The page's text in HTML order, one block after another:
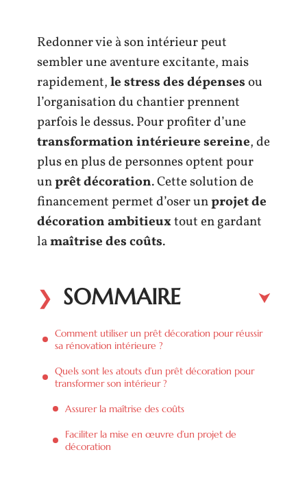
Redonner vie à son intérieur peut
sembler une aventure excitante, mais
rapidement,le stress des dépensesou
l’organisation du chantier prennent
parfois le dessus. Pour profiter d’une
transformation intérieure sereine, de
plus en plus de personnes optent pour
unprêt décoration. Cette solution de
financement permet d’oser unprojet de
décoration ambitieuxtout en gardant
lamaîtrise des coûts.
SOMMAIRE
Comment utiliser un prêt décoration pour réussir
sa rénovation intérieure ?
Quels sont les atouts d’un prêt décoration pour
transformer son intérieur ?
Assurer la maîtrise des coûts
Faciliter la mise en œuvre d’un projet de
décoration